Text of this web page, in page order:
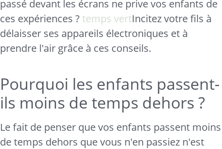
passé devant les écrans ne prive vos enfants de
ces expériences ? temps vertIncitez votre fils à
délaisser ses appareils électroniques et à
prendre l'air grâce à ces conseils.
Pourquoi les enfants passent-
ils moins de temps dehors ?
Le fait de penser que vos enfants passent moins
de temps dehors que vous n'en passiez n'est